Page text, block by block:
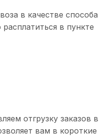
в качестве способа
в пункте
отгрузку заказов в
вам в короткие